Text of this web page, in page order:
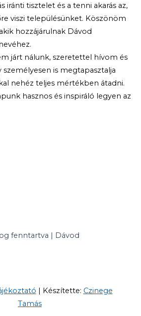
iránti tisztelet és a tenni akarás az,
viszi településünket. Köszönöm
hozzájárulnak Dávod
járt nálunk, szeretettel hívom és
is megtapasztalja
nehéz teljes mértékben átadni.
hasznos és inspiráló legyen az
fenntartva | Dávod
| Készítette: Czinege
Tamás